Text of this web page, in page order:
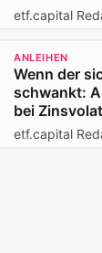
etf.capital
ANLEIHEN
Wenn der
schwankt:
bei
etf.capital